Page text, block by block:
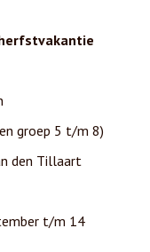
groep 5 t/m 8)
Tillaart
t/m 14